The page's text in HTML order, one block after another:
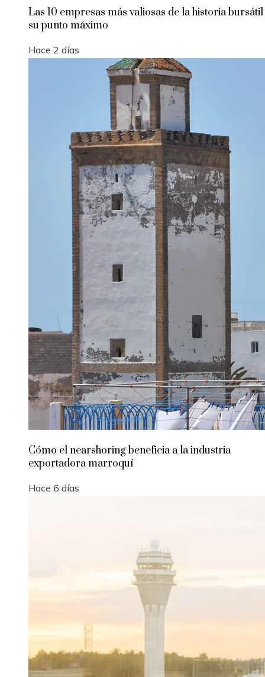
Las 10 empresas más valiosas de la historia
su punto máximo
Hace 2 días
Cómo el nearshoring beneficia a la industria
exportadora marroquí
Hace 6 días